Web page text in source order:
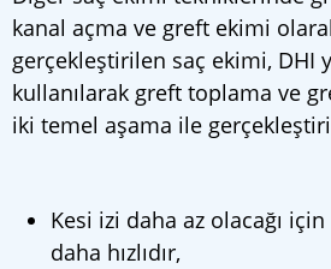
kanal açma ve greft ekimi
gerçekleştirilen saç ekimi, DHI
kullanılarak greft toplama ve
iki temel aşama ile
Kesi izi daha az olacağı
daha hızlıdır,